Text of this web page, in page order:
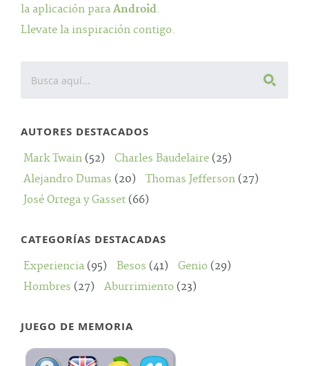
la aplicación para Android.
Llevate la inspiración contigo.
AUTORES DESTACADOS
Mark Twain (52) Charles Baudelaire (25)
Alejandro Dumas (20) Thomas Jefferson (27)
José Ortega y Gasset (66)
CATEGORÍAS DESTACADAS
Experiencia (95) Besos (41) Genio (29)
Hombres (27) Aburrimiento (23)
JUEGO DE MEMORIA